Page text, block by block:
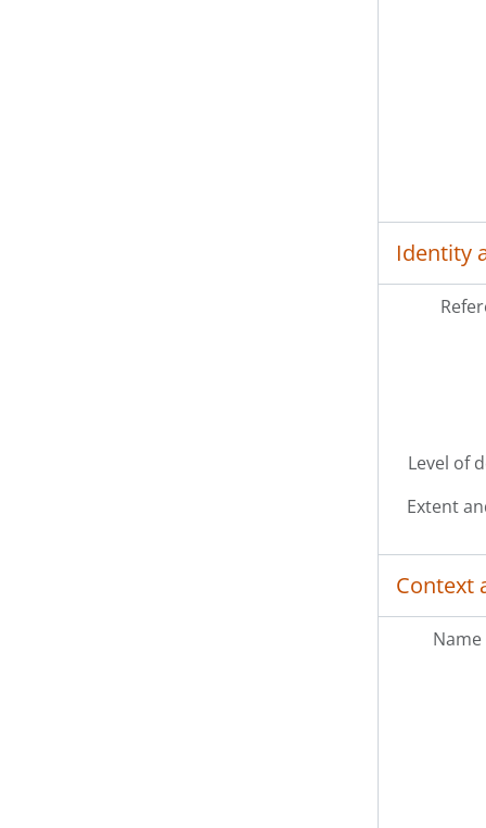
Identity
Level of
Extent
Context